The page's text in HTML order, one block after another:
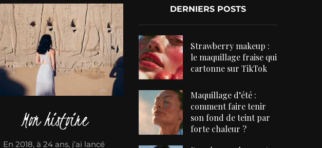
Mon histoire
En 2018, à 24 ans, j’ai lancé
DERNIERS POSTS
Strawberry makeup :
le maquillage fraise qui
cartonne sur TikTok
Maquillage d’été :
comment faire tenir
son fond de teint par
forte chaleur ?